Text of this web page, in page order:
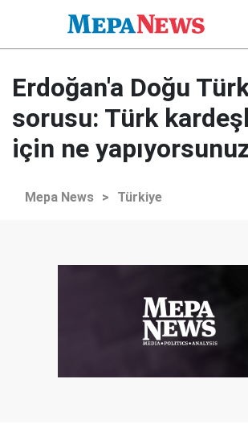
Erdoğan'a Doğu
sorusu: Türk
için ne
Mepa News > Türkiye